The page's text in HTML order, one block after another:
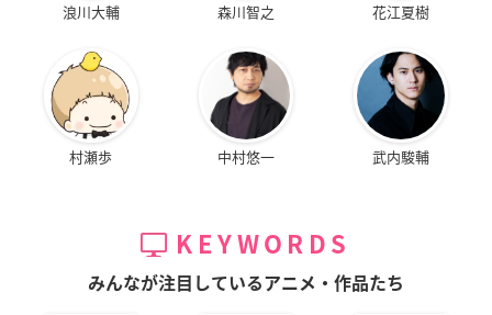
浪川大輔 森川智之 花江夏樹
村瀬歩 中村悠一 武内駿輔
KEYWORDS
みんなが注目しているアニメ・作品たち